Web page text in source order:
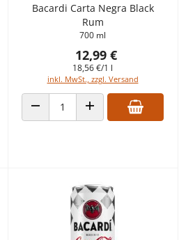
Bacardi Carta Negra Black
Rum
700 ml
12,99 €
18,56 €/1 l
inkl. MwSt., zzgl. Versand
ANZAHL VERRINGERNANZAHL ERHÖHEN